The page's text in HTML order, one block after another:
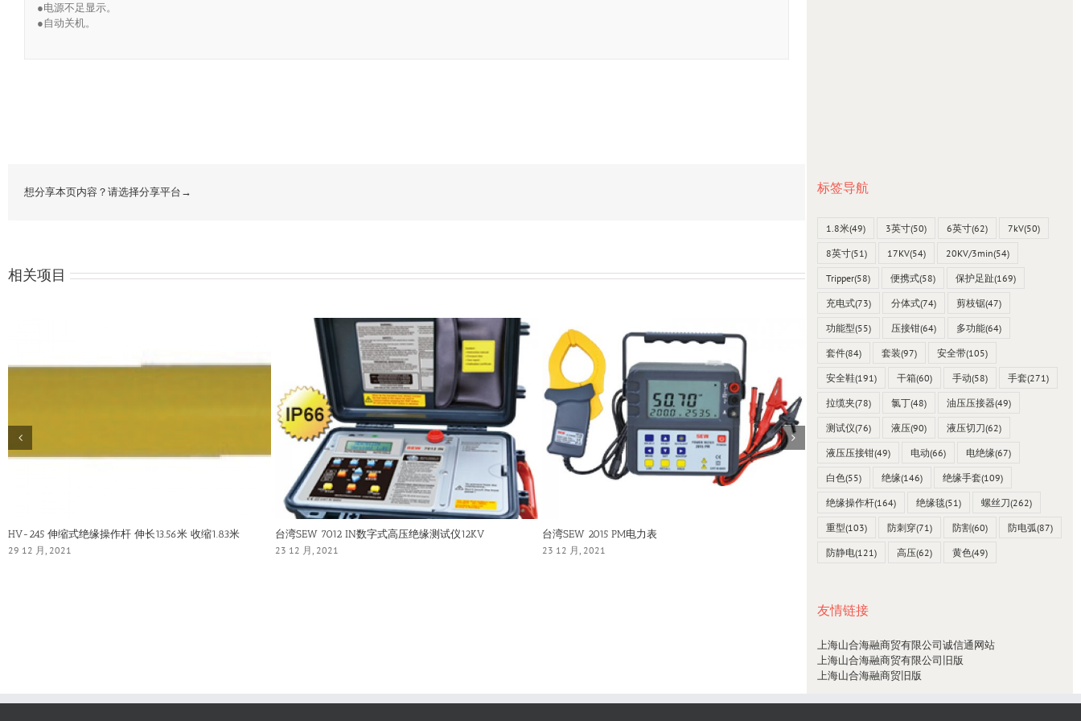
●电源不足显示。
●自动关机。
想分享本页内容？请选择分享平台→
相关项目
HV-245 伸缩式绝缘操作杆 伸长13.56米 收缩1.83米
29 12 月, 2021
台湾SEW 7012 IN数字式高压绝缘测试仪12KV
23 12 月, 2021
台湾SEW 2015 PM电力表
23 12 月, 2021
台湾SEW 4538 mO毫欧表0~2000Ω
23 12 月, 2021
标签导航
1.8米(49) 3英寸(50) 6英寸(62) 7kV(50)
8英寸(51) 17KV(54) 20KV/3min(54)
Tripper(58) 便携式(58) 保护足趾(169)
充电式(73) 分体式(74) 剪枝锯(47)
功能型(55) 压接钳(64) 多功能(64)
套件(84) 套装(97) 安全带(105)
安全鞋(191) 干箱(60) 手动(58) 手套(271)
拉缆夹(78) 氯丁(48) 油压压接器(49)
测试仪(76) 液压(90) 液压切刀(62)
液压压接钳(49) 电动(66) 电绝缘(67)
白色(55) 绝缘(146) 绝缘手套(109)
绝缘操作杆(164) 绝缘毯(51) 螺丝刀(262)
重型(103) 防刺穿(71) 防割(60) 防电弧(87)
防静电(121) 高压(62) 黄色(49)
友情链接
上海山合海融商贸有限公司诚信通网站
上海山合海融商贸有限公司旧版
上海山合海融商贸旧版